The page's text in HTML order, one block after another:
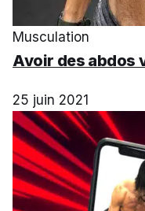
Musculation
Avoir des abdos
25 juin 2021